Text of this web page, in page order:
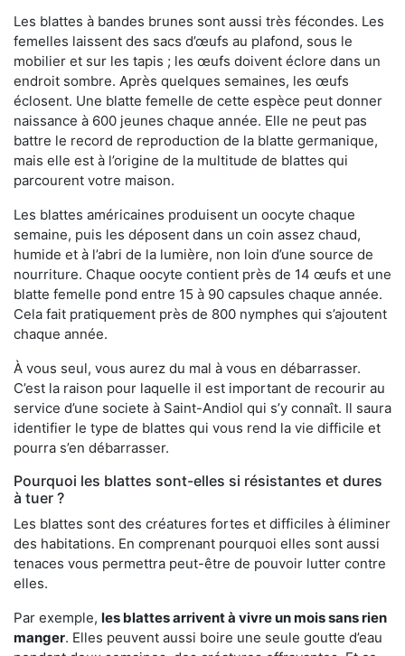
Les blattes à bandes brunes sont aussi très fécondes. Les
femelles laissent des sacs d’œufs au plafond, sous le
mobilier et sur les tapis ; les œufs doivent éclore dans un
endroit sombre. Après quelques semaines, les œufs
éclosent. Une blatte femelle de cette espèce peut donner
naissance à 600 jeunes chaque année. Elle ne peut pas
battre le record de reproduction de la blatte germanique,
mais elle est à l’origine de la multitude de blattes qui
parcourent votre maison.
Les blattes américaines produisent un oocyte chaque
semaine, puis les déposent dans un coin assez chaud,
humide et à l’abri de la lumière, non loin d’une source de
nourriture. Chaque oocyte contient près de 14 œufs et une
blatte femelle pond entre 15 à 90 capsules chaque année.
Cela fait pratiquement près de 800 nymphes qui s’ajoutent
chaque année.
À vous seul, vous aurez du mal à vous en débarrasser.
C’est la raison pour laquelle il est important de recourir au
service d’une societe à Saint-Andiol qui s’y connaît. Il saura
identifier le type de blattes qui vous rend la vie difficile et
pourra s’en débarrasser.
Pourquoi les blattes sont-elles si résistantes et dures
à tuer ?
Les blattes sont des créatures fortes et difficiles à éliminer
des habitations. En comprenant pourquoi elles sont aussi
tenaces vous permettra peut-être de pouvoir lutter contre
elles.
Par exemple, les blattes arrivent à vivre un mois sans rien
manger. Elles peuvent aussi boire une seule goutte d’eau